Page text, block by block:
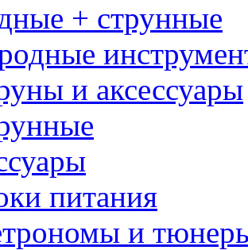
+ струнные
и аксессуары
питания
и